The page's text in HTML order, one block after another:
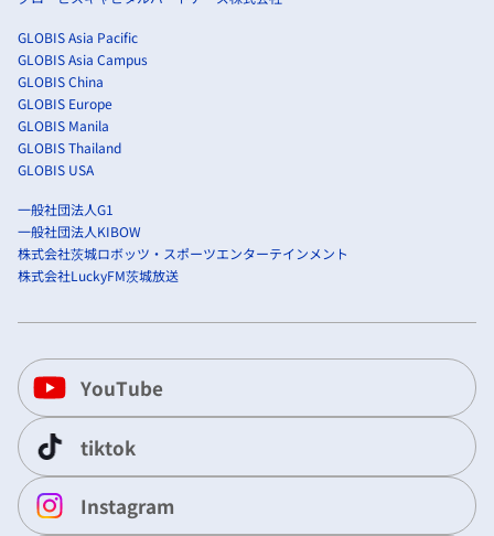
GLOBIS Asia Pacific
GLOBIS Asia Campus
GLOBIS China
GLOBIS Europe
GLOBIS Manila
GLOBIS Thailand
GLOBIS USA
一般社団法人G1
一般社団法人KIBOW
株式会社茨城ロボッツ・スポーツエンターテインメント
株式会社LuckyFM茨城放送
YouTube
tiktok
Instagram